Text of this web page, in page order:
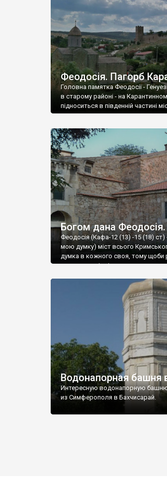
Феодосія. Пагорб
Головна памятка Феодосії -
в старому районі - на
підноситься в південній частині
Богом дана
Феодосія (Кафа-12 (13) -15 (18) ст)
мою думку) міст всього
думка в кожного своя, тому щоби
запрошую відвідати це
Водонапорная башня
Интересную водонапорную
из Симферополя в Бахчисарай.